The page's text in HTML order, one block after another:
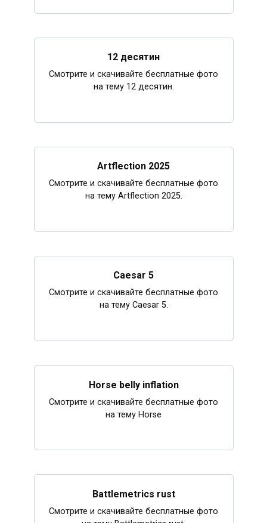
12 десятин
Смотрите и скачивайте бесплатные фото
на тему 12 десятин.
Artflection 2025
Смотрите и скачивайте бесплатные фото
на тему Artflection 2025.
Caesar 5
Смотрите и скачивайте бесплатные фото
на тему Caesar 5.
Horse belly inflation
Смотрите и скачивайте бесплатные фото
на тему Horse
Battlemetrics rust
Смотрите и скачивайте бесплатные фото